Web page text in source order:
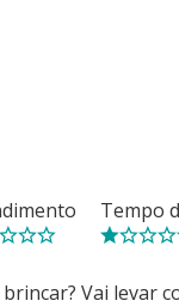
Tempo
Vai levar